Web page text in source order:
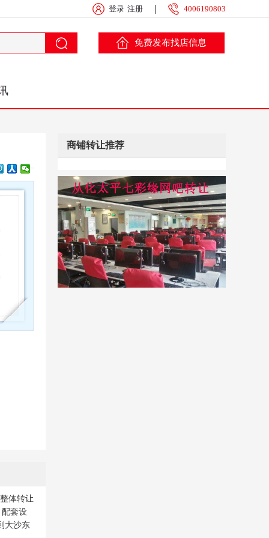
登录 注册 4006190803
免费发布找店信息
体转让
配套设
大沙东
商铺转让推荐